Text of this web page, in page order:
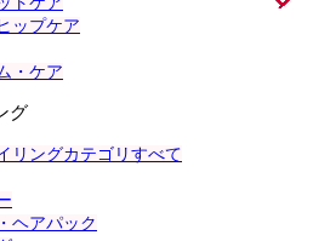
ップケア
・ケア
グ
リングカテゴリすべて
ヘアパック